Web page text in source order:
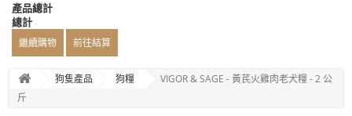
產品總計
總計
繼續購物 前往結算
狗隻產品 狗糧
VIGOR & SAGE - 黃芪火雞肉老犬糧 - 2 公
斤